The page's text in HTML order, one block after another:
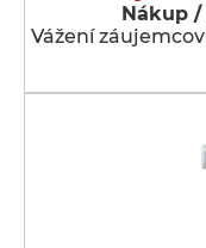
Nákup
Vážení